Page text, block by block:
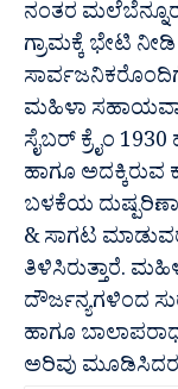
ನಂತರ
ಗ್ರಾಮಕ್ಕೆ ಭೇಟಿ
ಮಹಿಳಾ
ಸೈಬರ್ ಕ್ರೈಂ
ಹಾಗೂ ಅದಕ್ಕಿರುವ
ಬಳಕೆಯ
& ಸಾಗಟ
ತಿಳಿಸಿರುತ್ತಾರೆ.
ದೌರ್ಜನ್ಯಗಳಿಂದ
ಹಾಗೂ
ಅರಿವು